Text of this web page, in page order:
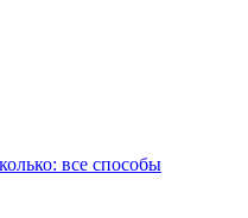
все способы